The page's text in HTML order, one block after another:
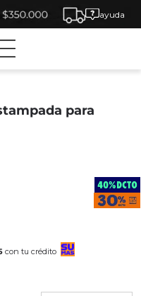
ayuda
para
con tu crédito